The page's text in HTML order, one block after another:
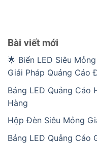
Bài viết mới
🌟 Biển LED Siêu
Giải Pháp Quảng Cáo
Bảng LED Quảng Cáo
Hàng
Hộp Đèn Siêu Mỏng
Bảng LED Quảng Cáo